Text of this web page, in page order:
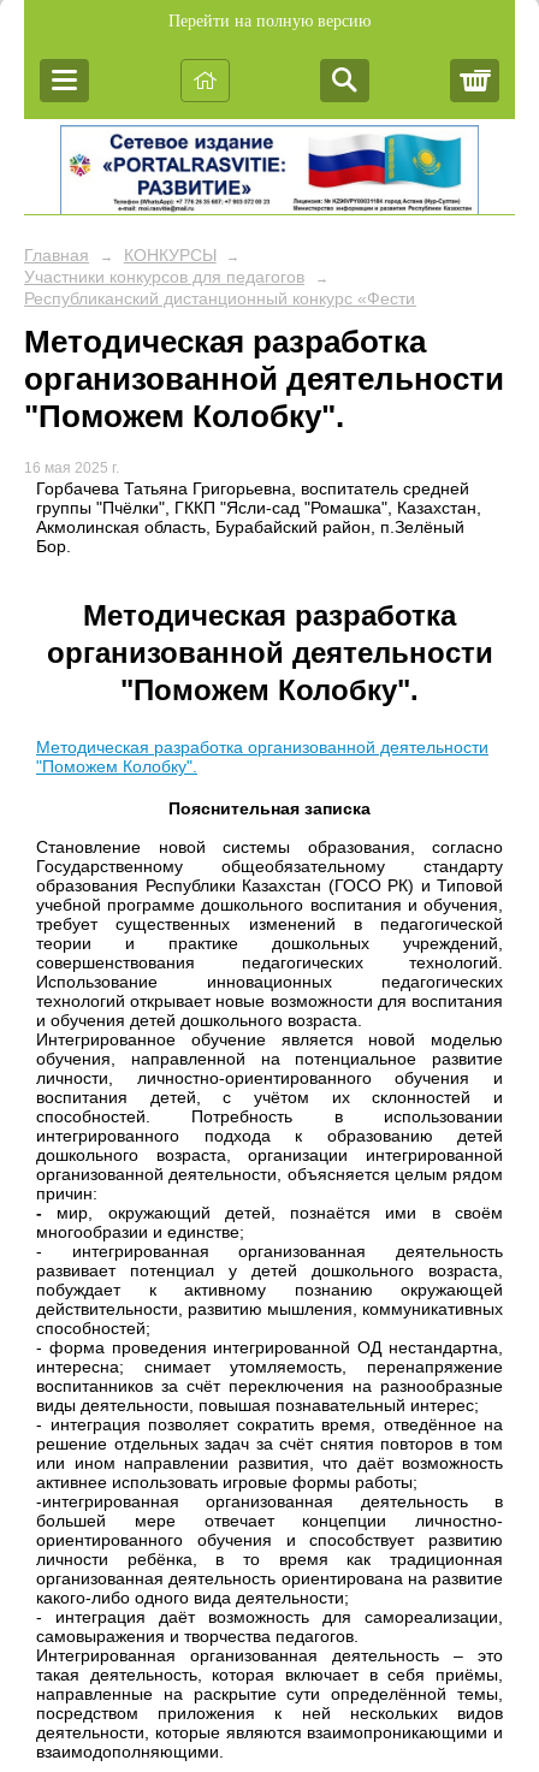
Перейти на полную версию
Главная → КОНКУРСЫ →
Участники конкурсов для педагогов →
Республиканский дистанционный конкурс «Фестиваль
Методическая разработка
организованной деятельности
"Поможем Колобку".
16 мая 2025 г.
Горбачева Татьяна Григорьевна, воспитатель средней
группы "Пчёлки", ГККП "Ясли-сад "Ромашка", Казахстан,
Акмолинская область, Бурабайский район, п.Зелёный
Бор.
Методическая разработка
организованной деятельности
"Поможем Колобку".
Методическая разработка организованной деятельности
"Поможем Колобку".
Пояснительная записка
Становление новой системы образования, согласно
Государственному общеобязательному стандарту
образования Республики Казахстан (ГОСО РК) и Типовой
учебной программе дошкольного воспитания и обучения,
требует существенных изменений в педагогической
теории и практике дошкольных учреждений,
совершенствования педагогических технологий.
Использование инновационных педагогических
технологий открывает новые возможности для воспитания
и обучения детей дошкольного возраста.
Интегрированное обучение является новой моделью
обучения, направленной на потенциальное развитие
личности, личностно-ориентированного обучения и
воспитания детей, с учётом их склонностей и
способностей. Потребность в использовании
интегрированного подхода к образованию детей
дошкольного возраста, организации интегрированной
организованной деятельности, объясняется целым рядом
причин:
- мир, окружающий детей, познаётся ими в своём
многообразии и единстве;
- интегрированная организованная деятельность
развивает потенциал у детей дошкольного возраста,
побуждает к активному познанию окружающей
действительности, развитию мышления, коммуникативных
способностей;
- форма проведения интегрированной ОД нестандартна,
интересна; снимает утомляемость, перенапряжение
воспитанников за счёт переключения на разнообразные
виды деятельности, повышая познавательный интерес;
- интеграция позволяет сократить время, отведённое на
решение отдельных задач за счёт снятия повторов в том
или ином направлении развития, что даёт возможность
активнее использовать игровые формы работы;
-интегрированная организованная деятельность в
большей мере отвечает концепции личностно-
ориентированного обучения и способствует развитию
личности ребёнка, в то время как традиционная
организованная деятельность ориентирована на развитие
какого-либо одного вида деятельности;
- интеграция даёт возможность для самореализации,
самовыражения и творчества педагогов.
Интегрированная организованная деятельность
– это
такая деятельность, которая включает в себя приёмы,
направленные на раскрытие сути определённой темы,
посредством приложения к ней нескольких видов
деятельности, которые являются взаимопроникающими и
взаимодополняющими.